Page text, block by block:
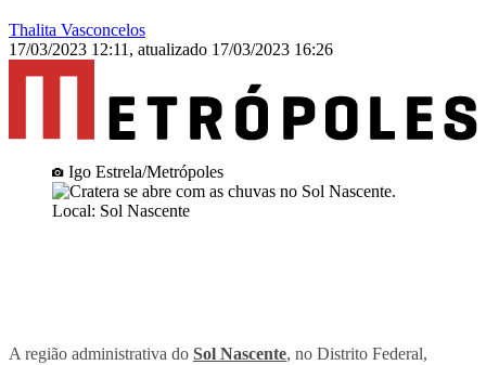
Thalita Vasconcelos
17/03/2023 12:11 , atualizado 17/03/2023 16:26
Igo Estrela/Metrópoles
A região administrativa do Sol Nascente, no Distrito Federal,